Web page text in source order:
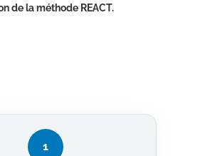
de la méthode REACT.
1